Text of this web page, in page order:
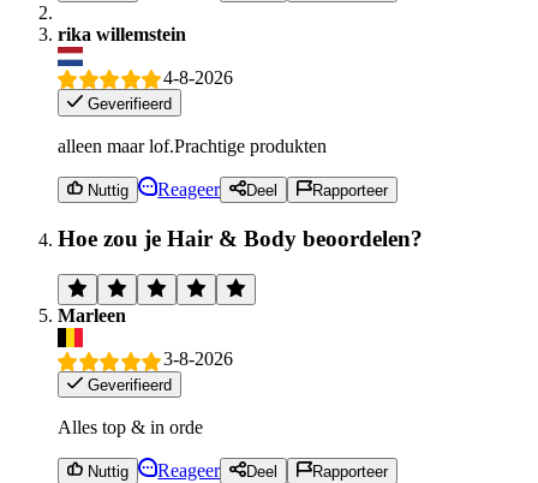
rika willemstein
4-8-2026
Geverifieerd
alleen maar lof.Prachtige produkten
Nuttig Reageer Deel Rapporteer
Hoe zou je Hair & Body beoordelen?
Marleen
3-8-2026
Geverifieerd
Alles top & in orde
Nuttig Reageer Deel Rapporteer